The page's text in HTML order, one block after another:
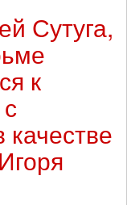
Сутуга,
к